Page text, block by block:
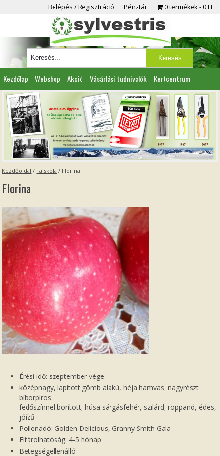
Belépés / Regisztráció Pénztár 0 termékek 0 Ft
Kezdőlap Webshop Akció Vásárlási tudnivalók Kertcentrum
Viszonteladóknak Partnereink Kapcsolat
Kezdőoldal / Faiskola / Florina
Florina
Érési idő: szeptember vége
középnagy, lapított gömb alakú, héja hamvas, nagyrészt
bíborpiros
fedőszínnel borított, húsa sárgásfehér, szilárd, roppanó, édes,
jóízű
Pollenadó: Golden Delicious, Granny Smith Gala
Eltárolhatóság: 4-5 hónap
Betegségellenálló